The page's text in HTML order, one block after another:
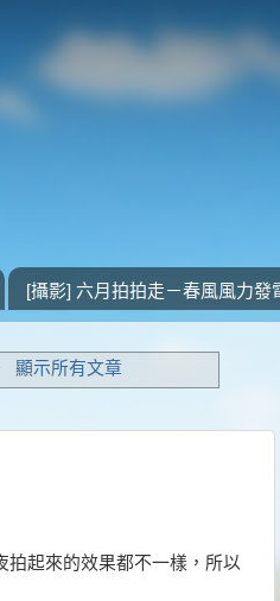
[攝影] 六月拍拍走－春風風力發
顯示所有文章
拍起來的效果都不一樣，所以